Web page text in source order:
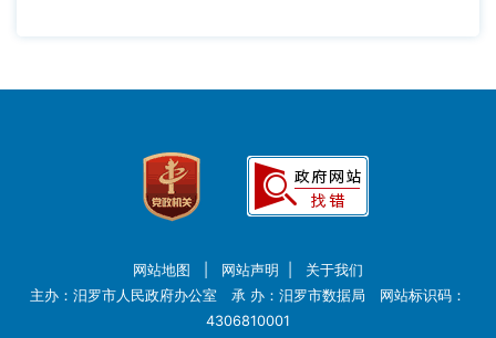
网站地图 网站声明
关于我们
主办：汨罗市人民政府办公室 承 办：汨罗市数据局 网站标识码：
4306810001